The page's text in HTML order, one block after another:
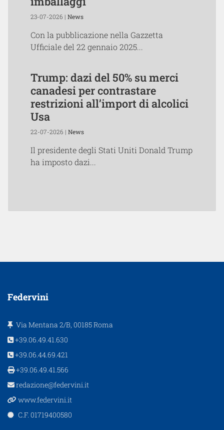
23-07-2026 | News
Con la pubblicazione nella Gazzetta
Ufficiale del 22 gennaio 2025...
Trump: dazi del 50% su merci
canadesi per contrastare
restrizioni all’import di alcolici
Usa
22-07-2026 | News
Il presidente degli Stati Uniti Donald Trump
ha imposto dazi...
Federvini
Via Mentana 2/B, 00185 Roma
+39.06.49.41.630
+39.06.44.69.421
+39.06.49.41.566
redazione@federvini.it
www.federvini.it
C.F. 01719400580